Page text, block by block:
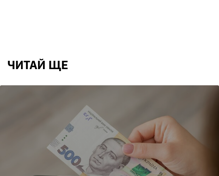
ЧИТАЙ ЩЕ